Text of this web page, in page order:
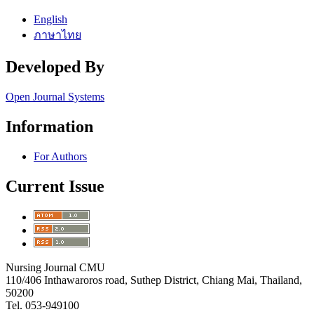
English
ภาษาไทย
Developed By
Open Journal Systems
Information
For Authors
Current Issue
Nursing Journal CMU
110/406 Inthawaroros road, Suthep District, Chiang Mai, Thailand,
50200
Tel. 053-949100